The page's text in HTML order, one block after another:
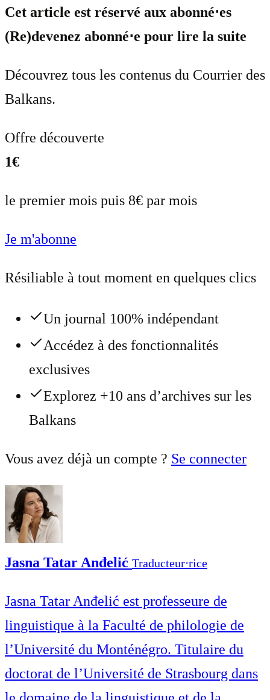
Cet article est réservé aux abonné⋅es
(Re)devenez abonné⋅e pour lire la suite
Découvrez tous les contenus du Courrier des
Balkans.
Offre découverte
1€
le premier mois puis 8€ par mois
Je m'abonne
Résiliable à tout moment en quelques clics
Un journal 100% indépendant
Accédez à des fonctionnalités
exclusives
Explorez +10 ans d’archives sur les
Balkans
Vous avez déjà un compte ? Se connecter
Jasna Tatar Anđelić Traducteur⋅rice
Jasna Tatar Anđelić est professeure de
linguistique à la Faculté de philologie de
l’Université du Monténégro. Titulaire du
doctorat de l’Université de Strasbourg dans